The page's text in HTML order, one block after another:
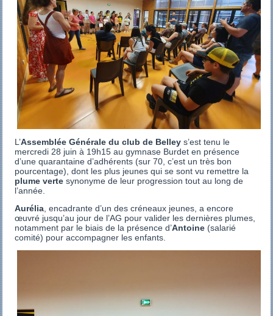
L’Assemblée Générale du club de Belley s’est tenu le
mercredi 28 juin à 19h15 au gymnase Burdet en présence
d’une quarantaine d’adhérents (sur 70, c’est un très bon
pourcentage), dont les plus jeunes qui se sont vu remettre la
plume verte synonyme de leur progression tout au long de
l’année.
Aurélia , encadrante d’un des créneaux jeunes, a encore
œuvré jusqu’au jour de l’AG pour valider les dernières plumes,
notamment par le biais de la présence d’Antoine (salarié
comité) pour accompagner les enfants.